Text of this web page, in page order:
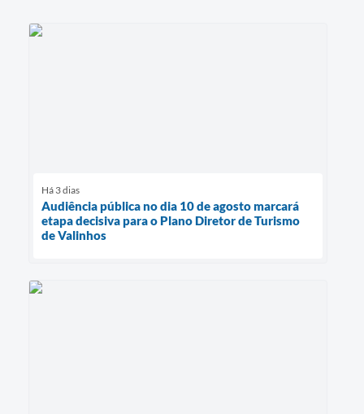
Há 3 dias
Audiência pública no dia 10 de agosto marcará
etapa decisiva para o Plano Diretor de Turismo
de Valinhos